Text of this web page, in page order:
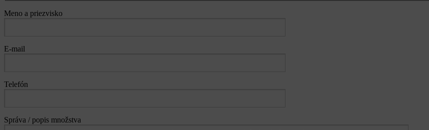
Meno a priezvisko
E-mail
Telefón
Správa / popis množstva